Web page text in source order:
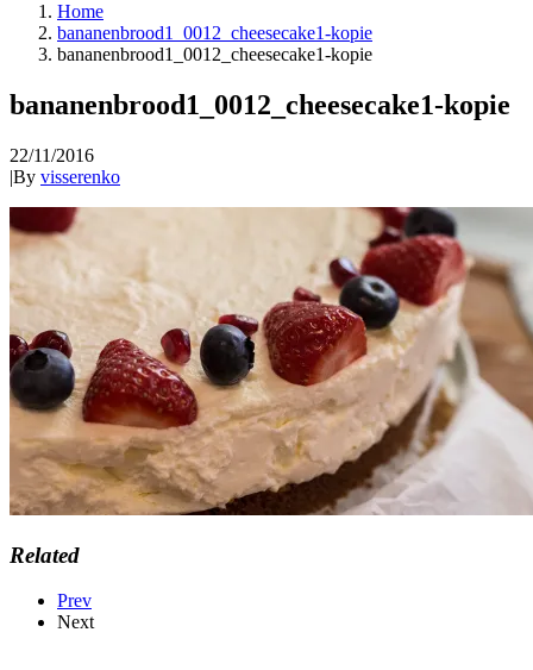
Home
bananenbrood1_0012_cheesecake1-kopie
bananenbrood1_0012_cheesecake1-kopie
bananenbrood1_0012_cheesecake1-kopie
22/11/2016
|By visserenko
Related
Prev
Next